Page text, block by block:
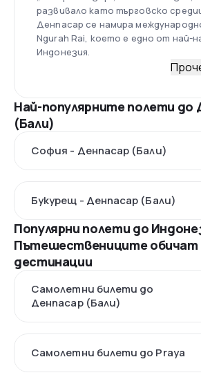
развивало като търговско
Денпасар се намира
Ngurah Rai, което е едно от най-
Индонезия.
Най-популярните полети до
(Бали)
София - Денпасар (Бали)
Букурещ - Денпасар (Бали)
Популярни полети до
Пътешествениците обичат
дестинации
Самолетни билети до
Денпасар (Бали)
Самолетни билети до Praya